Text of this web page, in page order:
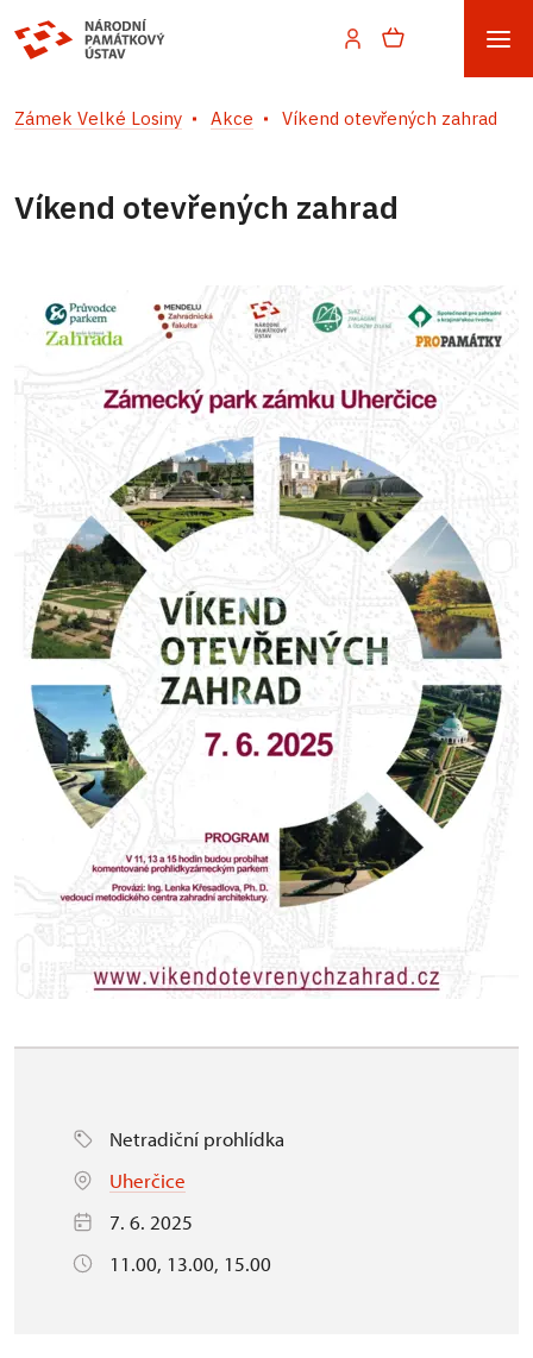
Zámek Velké Losiny Akce Víkend otevřených zahrad
Víkend otevřených zahrad
Netradiční prohlídka
Uherčice
7. 6. 2025
11.00, 13.00, 15.00